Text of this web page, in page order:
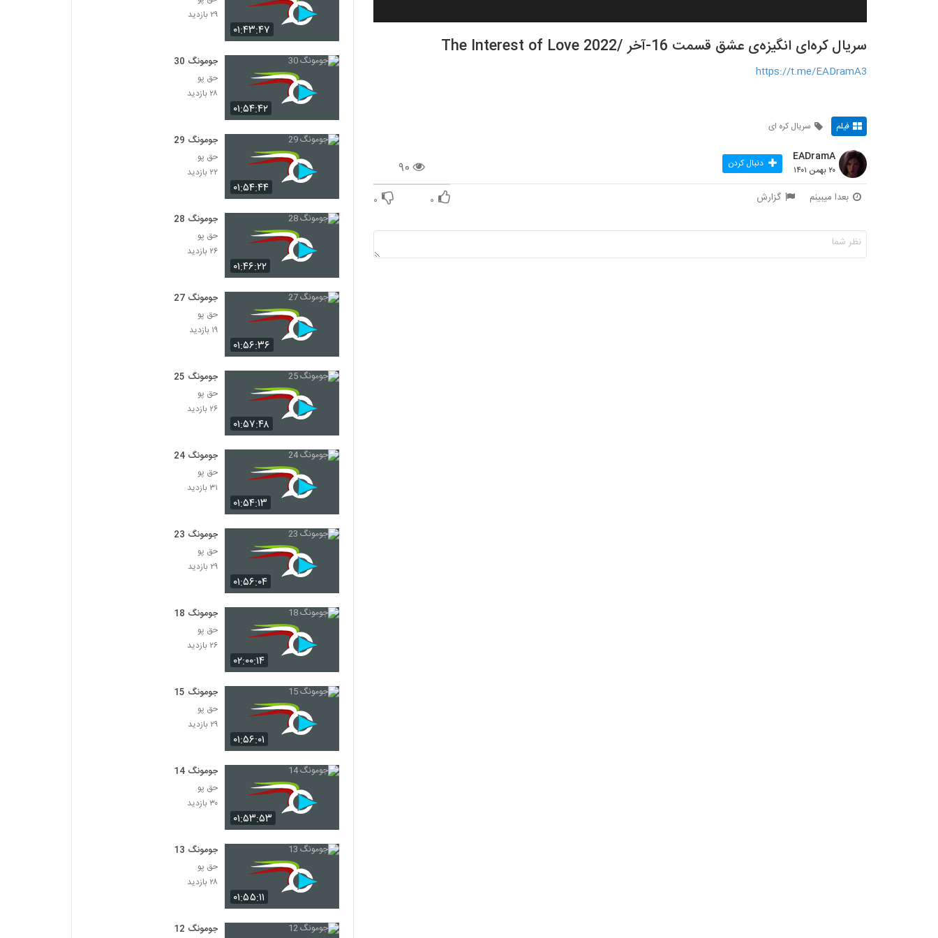
سریال کره‌ای انگیزه‌ی عشق قسمت 16-آخر /The Interest of Love 2022
https://t.me/EADramA3
فیلم سریال کره ای
۹۰
EADramA
۲۰ بهمن ۱۴۰۱ دنبال کردن
بعدا میبینم گزارش ۰ ۰
۰۱:۴۳:۴۷
۲۹ بازدید
۰۱:۵۴:۴۲
جومونگ 30
حق پو
۲۸ بازدید
۰۱:۵۴:۴۴
جومونگ 29
حق پو
۲۲ بازدید
۰۱:۴۶:۲۲
جومونگ 28
حق پو
۲۶ بازدید
۰۱:۵۶:۳۶
جومونگ 27
حق پو
۱۹ بازدید
۰۱:۵۷:۴۸
جومونگ 25
حق پو
۲۶ بازدید
۰۱:۵۴:۱۳
جومونگ 24
حق پو
۳۱ بازدید
۰۱:۵۶:۰۴
جومونگ 23
حق پو
۲۹ بازدید
۰۲:۰۰:۱۴
جومونگ 18
حق پو
۲۶ بازدید
۰۱:۵۶:۰۱
جومونگ 15
حق پو
۲۹ بازدید
۰۱:۵۳:۵۳
جومونگ 14
حق پو
۳۰ بازدید
۰۱:۵۵:۱۱
جومونگ 13
حق پو
۲۸ بازدید
جومونگ 12